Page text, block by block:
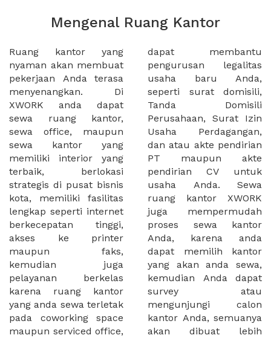
Mengenal Ruang Kantor
Ruang kantor yang
nyaman akan membuat
pekerjaan Anda terasa
menyenangkan. Di
XWORK anda dapat
sewa ruang kantor,
sewa office, maupun
sewa kantor yang
memiliki interior yang
terbaik, berlokasi
strategis di pusat bisnis
kota, memiliki fasilitas
lengkap seperti internet
berkecepatan tinggi,
akses ke printer
maupun faks,
kemudian juga
pelayanan berkelas
karena ruang kantor
yang anda sewa terletak
pada coworking space
maupun serviced office,
dapat membantu
pengurusan legalitas
usaha baru Anda,
seperti surat domisili,
Tanda Domisili
Perusahaan, Surat Izin
Usaha Perdagangan,
dan atau akte pendirian
PT maupun akte
pendirian CV untuk
usaha Anda. Sewa
ruang kantor XWORK
juga mempermudah
proses sewa kantor
Anda, karena anda
dapat memilih kantor
yang akan anda sewa,
kemudian Anda dapat
survey atau
mengunjungi calon
kantor Anda, semuanya
akan dibuat lebih